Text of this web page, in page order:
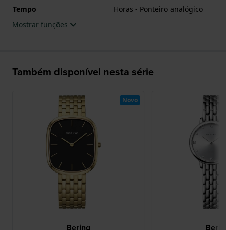
Tempo
Horas - Ponteiro analógico
Mostrar funções
Também disponível nesta série
Novo